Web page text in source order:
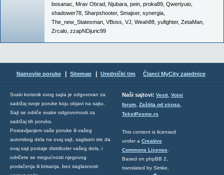
bosanac Mrav Obrad Njubara pein proka89 Qwertyuio
shadower78 Sharpshooter, Smajser, synergia
The_new_Statesman VBoss VJ Weah88 yufighter, ZetaMan
Zrcalo zzapNDjuric99
Najnovije poruke Sitemap Urednički tim Članci MyCity zajednice
Svaki korisnik ovog sajta je odgovoran za
sadržaj svoje poruke koju objavi na sajtu.
Sajt se odriče svake odgovornosti za
sadržaj tih poruka.
Postavljanjem vaše poruke ili vašeg
autorskog dela na ovaj sajt, saglasni ste da
ovaj sajt postaje distributer vašeg dela, i
odričete se mogućnosti njegovog
povlačenja ili brisanja, bez saglasnosti
Naši sajtovi: Vesti, Vojni
forum, Zaštita od virusa,
TekstPesme.rs
This content is licensed
under a Creative
Commons License
Based on phpBB 2,
translated by Simke,